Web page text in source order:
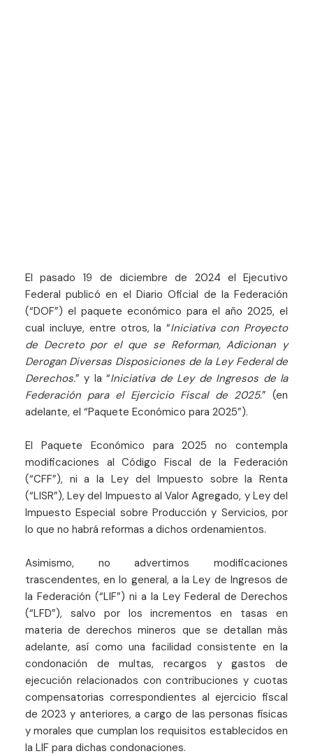
El pasado 19 de diciembre de 2024 el Ejecutivo
Federal publicó en el Diario Oficial de la Federación
(“DOF”) el paquete económico para el año 2025, el
cual incluye, entre otros, la “Iniciativa con Proyecto
de Decreto por el que se Reforman, Adicionan y
Derogan Diversas Disposiciones de la Ley Federal de
Derechos.” y la “Iniciativa de Ley de Ingresos de la
Federación para el Ejercicio Fiscal de 2025.” (en
adelante, el “Paquete Económico para 2025”).
El Paquete Económico para 2025 no contempla
modificaciones al Código Fiscal de la Federación
(“CFF”), ni a la Ley del Impuesto sobre la Renta
(“LISR”), Ley del Impuesto al Valor Agregado, y Ley del
Impuesto Especial sobre Producción y Servicios, por
lo que no habrá reformas a dichos ordenamientos.
Asimismo, no advertimos modificaciones
trascendentes, en lo general, a la Ley de Ingresos de
la Federación (“LIF”) ni a la Ley Federal de Derechos
(“LFD”), salvo por los incrementos en tasas en
materia de derechos mineros que se detallan más
adelante, así como una facilidad consistente en la
condonación de multas, recargos y gastos de
ejecución relacionados con contribuciones y cuotas
compensatorias correspondientes al ejercicio fiscal
de 2023 y anteriores, a cargo de las personas físicas
y morales que cumplan los requisitos establecidos en
la LIF para dichas condonaciones.